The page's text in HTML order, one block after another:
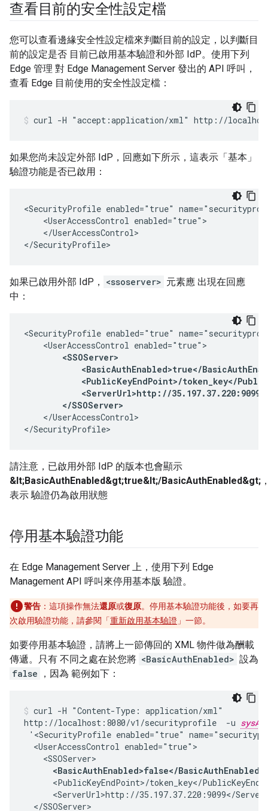
查看目前的安全性設定檔
您可以查看邊緣安全性設定檔來判斷目前的設定，以判斷目
前的設定是否 目前已啟用基本驗證和外部 IdP。使用下列
Edge 管理 對 Edge Management Server 發出的 API 呼叫，
查看 Edge 目前使用的安全性設定檔：
curl -H "accept:application/xml" http://
如果您尚未設定外部 IdP，回應如下所示，這表示「基本」
驗證功能是否已啟用：
<SecurityProfile enabled="true"
    <UserAccessControl enabled="true">
    </UserAccessControl>
</SecurityProfile>
如果已啟用外部 IdP， <ssoserver> 元素應 出現在回應
中：
<SecurityProfile enabled="true"
    <UserAccessControl enabled="true">
<SSOServer>
<BasicAuthEnabled>true</
<PublicKeyEndPoint>/token_key</
<ServerUrl>http://
        </SSOServer>
    </UserAccessControl>
</SecurityProfile>
請注意，已啟用外部 IdP 的版本也會顯示
&lt;BasicAuthEnabled&gt;true&lt;/BasicAuthEnabled&gt;
表示 驗證仍為啟用狀態
停用基本驗證功能
在 Edge Management Server 上，使用下列 Edge
Management API 呼叫來停用基本版 驗證。
警告 ：這項操作無法還原或復原。停用基本驗證功能後，如要再
次啟用驗證功能，請參閱「重新啟用基本驗證 」一節。
如要停用基本驗證，請將上一節傳回的 XML 物件做為酬載
傳遞。只有 不同之處在於您將 <BasicAuthEnabled> 設為
false
，因為 範例如下：
curl -H "Content-Type: application/xml"
http://localhost:8080/v1/securityprofile  -u
'<SecurityProfile enabled="true"
  <UserAccessControl enabled="true">
    <SSOServer>
<BasicAuthEnabled>false</BasicAuthEnabled>
<PublicKeyEndPoint>/token_key</
<ServerUrl>http://35.197.37.220:9099</
  </SSOServer>